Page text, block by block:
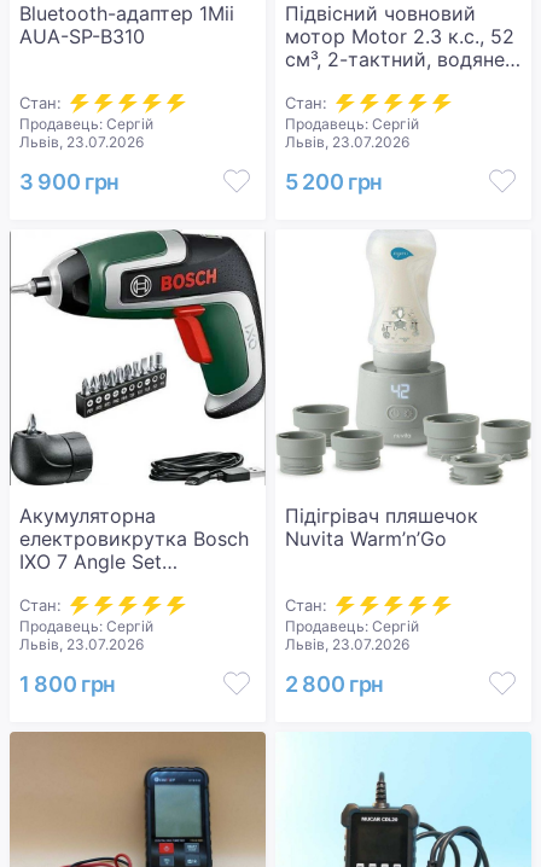
Bluetooth-адаптер 1Mii
AUA-SP-B310
Стан:
Продавець: Сергій
Львів, 23.07.2026
3 900 грн
Підвісний човновий
мотор Motor 2.3 к.с., 52
см³, 2-тактний, водяне
вал, CDI. Новий.
Стан:
Продавець: Сергій
Львів, 23.07.2026
5 200 грн
Акумуляторна
електровикрутка Bosch
IXO 7 Angle Set
Стан:
Продавець: Сергій
Львів, 23.07.2026
1 800 грн
Підігрівач пляшечок
Nuvita Warm’n’Go
Стан:
Продавець: Сергій
Львів, 23.07.2026
2 800 грн